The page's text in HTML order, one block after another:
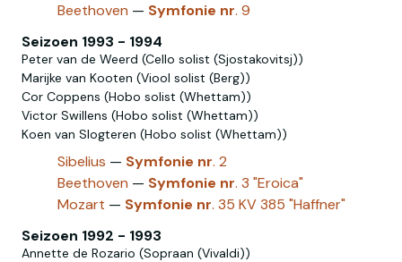
Beethoven — Symfonie nr. 9
Seizoen 1993 - 1994
Peter van de Weerd (Cello solist (Sjostakovitsj))
Marijke van Kooten (Viool solist (Berg))
Cor Coppens (Hobo solist (Whettam))
Victor Swillens (Hobo solist‎ (Whettam))
Koen van Slogteren (Hobo‎ solist‎‎ (Whettam))
Sibelius — Symfonie nr. 2
Beethoven — Symfonie nr. 3 "Eroica"
Mozart — Symfonie nr. 35 KV 385 "Haffner"
Seizoen 1992 - 1993
Annette de Rozario (Sopraan (Vivaldi))